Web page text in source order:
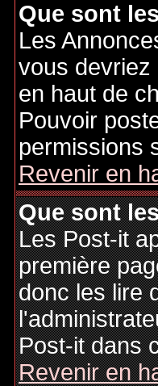
Que sont
Les
vous devriez
en haut de
Pouvoir
permissions
Revenir en
Que sont
Les Post-it
première
donc les lire
Post-it dans
Revenir en